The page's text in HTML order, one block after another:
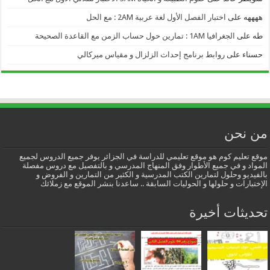
ههههه على اختبار الفصل الأول لغة عربية 2AM : مع الحل
طه على الجغرافيا 1AM : تمارين حول حساب الزمن مع القاعدة الصحيحة
حسناء علىروابط برنامج إحداث الزلزال و مقياس ميركالي
من نحن
موقع تعليم كوم هو موقع تعليمي للدراسة في الجزائر يوفر جميع الدروس لجميع
المواد و في جميع الأطوار وفق المنهاج المدرسي و بالتفصيل مع دروس مفصلة
بالفيديو وحلول لتمارين الكتب المدرسية و الكثير من التمارين و الفروض و
الإختبارات و حلولها و الحوليات السابقة .. ساعدنا بنشر الموقع مع زملائك
تحديثات أخيرة